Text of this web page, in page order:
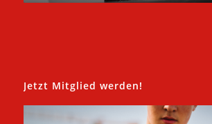
Jetzt Mitglied werden!